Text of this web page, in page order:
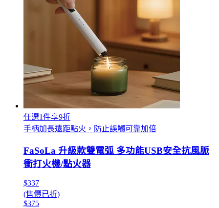
任選1件享9折
手柄加長遠距點火，防止誤觸可靠加倍
FaSoLa 升級款雙電弧 多功能USB安全抗風脈
衝打火機/點火器
$337
(售價已折)
$375